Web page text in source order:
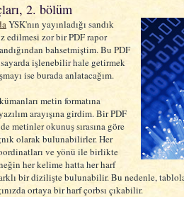
2. bölüm
YSK'nın yayınladığı sandık
edilmesi zor bir PDF rapor
bahsetmiştim. Bu PDF
işlenebilir hale getirmek
ise burada anlatacağım.
metin formatına
arayışına girdim. Bir PDF
metinler okunuş sırasına göre
olarak bulunabilirler. Her
ve yönü ile birlikte
her kelime hatta her harf
bir dizilişte bulunabilir. Bu nedenle,
ortaya bir harf çorbsı çıkabilir.